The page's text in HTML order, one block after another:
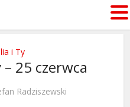
i Ty
25 czerwca
Radziszewski